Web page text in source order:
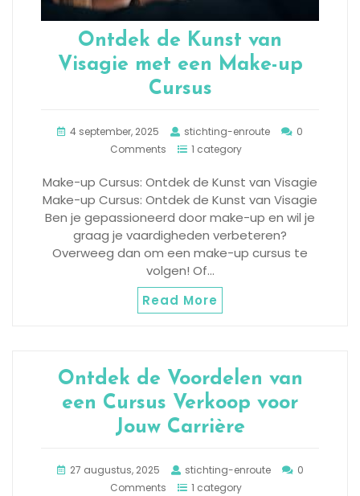
Ontdek de Kunst van
Visagie met een Make-up
Cursus
4 september, 2025 stichting-enroute
0
Comments
1 category
Make-up Cursus: Ontdek de Kunst van Visagie
Make-up Cursus: Ontdek de Kunst van Visagie
Ben je gepassioneerd door make-up en wil je
graag je vaardigheden verbeteren?
Overweeg dan om een make-up cursus te
volgen! Of…
Read More
Ontdek de Voordelen van
een Cursus Verkoop voor
Jouw Carrière
27 augustus, 2025 stichting-enroute
0
Comments
1 category